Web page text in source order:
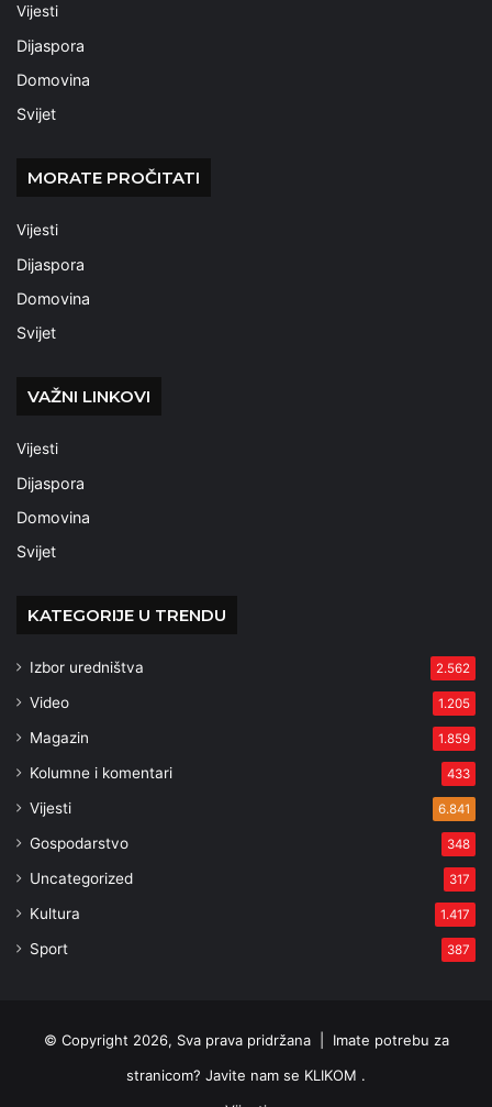
Vijesti
Dijaspora
Domovina
Svijet
MORATE PROČITATI
Vijesti
Dijaspora
Domovina
Svijet
VAŽNI LINKOVI
Vijesti
Dijaspora
Domovina
Svijet
KATEGORIJE U TRENDU
Izbor uredništva 2.562
Video 1.205
Magazin 1.859
Kolumne i komentari 433
Vijesti 6.841
Gospodarstvo 348
Uncategorized 317
Kultura 1.417
Sport 387
© Copyright 2026, Sva prava pridržana | Imate potrebu za
stranicom? Javite nam se KLIKOM .